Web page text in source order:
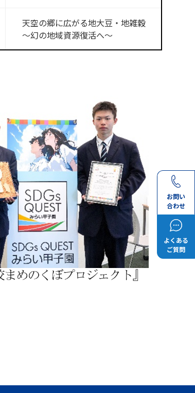
お問い
合わせ
よくある
ご質問
天空の郷に広がる地大豆・地雑穀
〜幻の地域資源復活へ〜